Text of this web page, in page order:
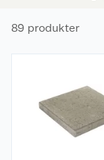
utseende til
89 produkter